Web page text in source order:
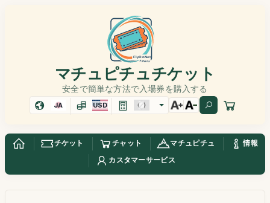
マチュピチュチケット
安全で簡単な方法で入場券を購入する
JA USD
チケット チャット マチュピチュ
情報
カスタマーサービス